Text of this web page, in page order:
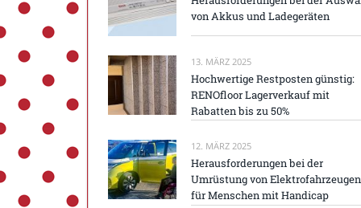
von Akkus und Ladegeräten
13. MÄRZ 2025
Hochwertige Restposten günstig:
RENOfloor Lagerverkauf mit
Rabatten bis zu 50%
12. MÄRZ 2025
Herausforderungen bei der
Umrüstung von Elektrofahrzeugen
für Menschen mit Handicap